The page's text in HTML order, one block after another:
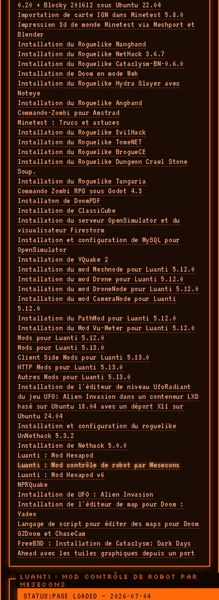
0.20 + Blocky 201612 sous Ubuntu 22.04
Importation de carte IGN dans Minetest 5.8.0
Impression 3d de monde Minetest via Meshport et
Blender
Installation du Roguelike Mangband
Installation du Roguelike NetHack 3.6.7
Installation du Roguelike Cataclysm-BN-0.6.0
Installation de Doom en mode Web
Installation du Roguelike Hydra Slayer avec
Noteye
Installation du Roguelike Angband
Commando-Zombi pour Amstrad
Minetest : Trucs et astuces
Installation du Roguelike EvilHack
Installation du Roguelike TomeNET
Installation du Roguelike BrogueCE
Installation du Roguelike Dungeon Crawl Stone
Soup.
Installation du Roguelike Tangaria
Commando Zombi RPG sous Godot 4.3
Installaton de DoomPDF
Installation de ClassiCube
Installation du serveur OpenSimulator et du
visualisateur Firestorm
Installation et configuration de MySQL pour
OpenSimulator
Installation de YQuake 2
Installation du mod Meshnode pour Luanti 5.12.0
Installation du mod Drone pour Luanti 5.12.0
Installation du mod DroneNode pour Luanti 5.12.0
Installation du mod CameraNode pour Luanti
5.12.0
Installation du PathMod pour Luanti 5.12.0
Installation du Mod Vu-Meter pour Luanti 5.12.0
Mods pour Luanti 5.12.0
Mods pour Luanti 5.13.0
Client Side Mods pour Luanti 5.13.0
HTTP Mods pour Luanti 5.13.0
Autres Mods pour Luanti 5.13.0
Installation de l'éditeur de niveau UfoRadiant
du jeu UFO: Alien Invasion dans un conteneur LXD
basé sur Ubuntu 18.04 avec un déport X11 sur
Ubuntu 24.04
Installation et configuration du roguelike
UnNethack 5.3.2
Installation de Nethack 5.0.0
Luanti : Mod Hexapod
Luanti : Mod contrôle de robot par Mesecons
Luanti : Mod Hexapod v6
NPRQuake
Installation de UFO : Alien Invasion
Installation de l'éditeur de map pour Doom :
Yadex
Langage de script pour éditer des maps pour Doom
GZDoom et ChaseCam
FreeBSD : Installation de Cataclysm: Dark Days
Ahead avec les tuiles graphiques depuis un port
LUANTI : MOD CONTRÔLE DE ROBOT PAR
MESECONS
STATUS:PAGE LOADED — 2026-07-04